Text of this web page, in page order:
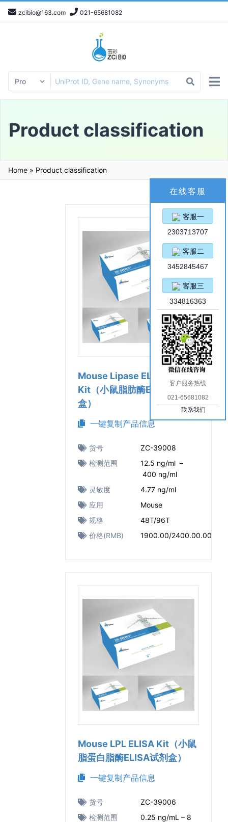
zcibio@163.com 021-65681082
Product classification
Home » Product classification
Mouse Lipase ELISA
Kit（小鼠脂肪酶ELISA试剂
盒）
一键复制产品信息
货号
ZC-39008
检测范围
12.5 ng/ml –
400 ng/ml
灵敏度
4.77 ng/ml
应用
Mouse
规格
48T/96T
价格(RMB)
1900.00/2400.00.00
Mouse LPL ELISA Kit（小鼠
脂蛋白脂酶ELISA试剂盒）
一键复制产品信息
货号
ZC-39006
检测范围
0.25 ng/mL – 8
在线客服
客服一
2303713707
客服二
3452845467
客服三
334816363
客户服务热线
021-65681082
联系我们